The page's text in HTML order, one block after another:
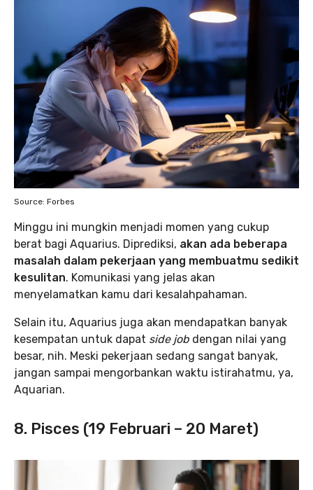
Source: Forbes
Minggu ini mungkin menjadi momen yang cukup
berat bagi Aquarius. Diprediksi, akan ada beberapa
masalah dalam pekerjaan yang membuatmu sedikit
kesulitan. Komunikasi yang jelas akan
menyelamatkan kamu dari kesalahpahaman.
Selain itu, Aquarius juga akan mendapatkan banyak
kesempatan untuk dapat side job dengan nilai yang
besar, nih. Meski pekerjaan sedang sangat banyak,
jangan sampai mengorbankan waktu istirahatmu, ya,
Aquarian.
8. Pisces (19 Februari – 20 Maret)